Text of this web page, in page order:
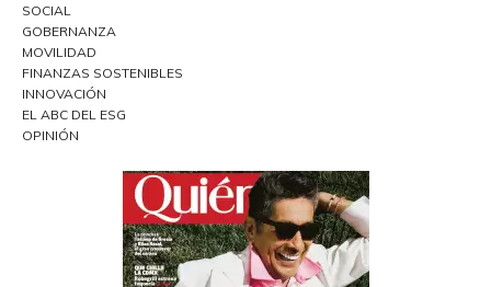
SOCIAL
GOBERNANZA
MOVILIDAD
FINANZAS SOSTENIBLES
INNOVACIÓN
EL ABC DEL ESG
OPINIÓN